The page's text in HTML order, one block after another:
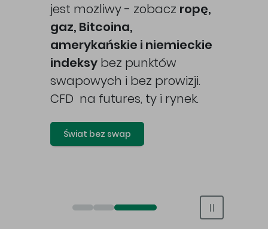
jest możliwy - zobacz ropę,
gaz, Bitcoina,
amerykańskie i niemieckie
indeksy bez punktów
swapowych i bez prowizji.
CFD na futures, ty i rynek.
Świat bez swap
Otwórz rachunek maklerski online
Otwórz konto IKE/IKZE
Świat bez swap i prowizji